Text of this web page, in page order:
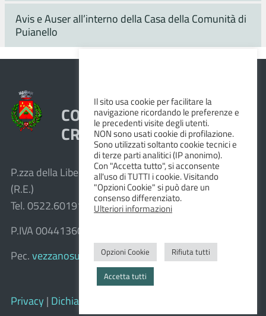
Avis e Auser all’interno della Casa della Comunità di
Puianello
COMUNE DI VEZZANO SUL
CROSTOLO
P.zza della Libertà, 1 – 42030 Vezzano sul Crostolo
(R.E.)
Tel. 0522.601911 – Fax 0522.601947
P.IVA 00441360351
Pec. vezzanosulcrostolo@cert.provincia.re.it
Privacy | Dichiarazione di accessibilità e feedback
Il sito usa cookie per facilitare la
navigazione ricordando le preferenze e
le precedenti visite degli utenti.
NON sono usati cookie di profilazione.
Sono utilizzati soltanto cookie tecnici e
di terze parti analitici (IP anonimo).
Con "Accetta tutto", si acconsente
all'uso di TUTTI i cookie. Visitando
"Opzioni Cookie" si può dare un
consenso differenziato.
Ulteriori informazioni
Opzioni Cookie Rifiuta tutti
Accetta tutti